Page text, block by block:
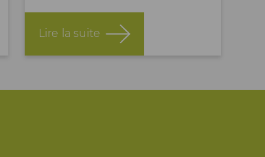
Lire la suite